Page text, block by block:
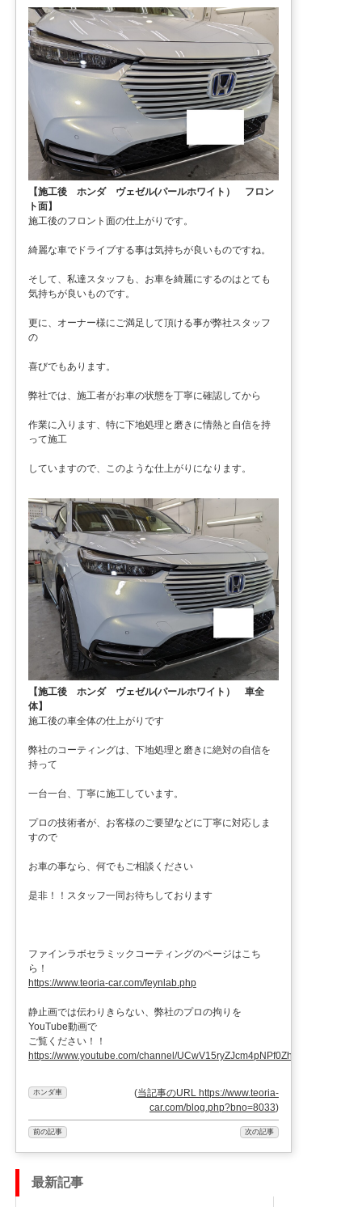
【施工後 ホンダ ヴェゼル(パールホワイト） フロン
ト面】
施工後のフロント面の仕上がりです。
綺麗な車でドライブする事は気持ちが良いものですね。
そして、私達スタッフも、お車を綺麗にするのはとても
気持ちが良いものです。
更に、オーナー様にご満足して頂ける事が弊社スタッフ
の
喜びでもあります。
弊社では、施工者がお車の状態を丁寧に確認してから
作業に入ります、特に下地処理と磨きに情熱と自信を持
って施工
していますので、このような仕上がりになります。
【施工後 ホンダ ヴェゼル(パールホワイト） 車全
体】
施工後の車全体の仕上がりです
弊社のコーティングは、下地処理と磨きに絶対の自信を
持って
一台一台、丁寧に施工しています。
プロの技術者が、お客様のご要望などに丁寧に対応しま
すので
お車の事なら、何でもご相談ください
是非！！スタッフ一同お待ちしております
ファインラボセラミックコーティングのページはこち
ら！
https://www.teoria-car.com/feynlab.php
静止画では伝わりきらない、弊社のプロの拘りを
YouTube動画で
ご覧ください！！
https://www.youtube.com/channel/UCwV15ryZJcm4pNPf0ZhXu9g
ホンダ車 (当記事のURL https://www.teoria-
car.com/blog.php?bno=8033)
前の記事 次の記事
最新記事